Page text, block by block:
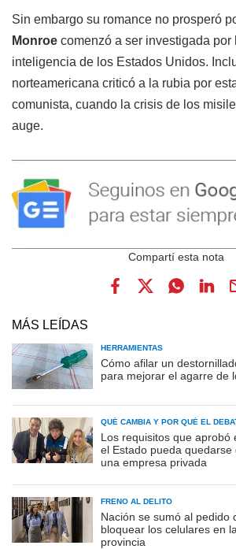
Sin embargo su romance no prosperó
Monroe comenzó a ser investigada por
inteligencia de los Estados Unidos.
norteamericana criticó a la rubia por
comunista, cuando la crisis de los
auge.
MÁS LEÍDAS
HERRAMIENTAS
Cómo afilar un
para mejorar el agarre de
QUÉ CAMBIA Y POR QUÉ EL
Los requisitos que aprobó
el Estado pueda
una empresa privada
FRENO AL DELITO
Nación se sumó al pedido
bloquear los celulares en
provincia